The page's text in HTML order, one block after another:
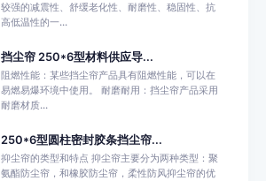
较强的减震性、舒缓老化性、耐磨性、稳固性、抗
高低温性的一...
挡尘帘 250*6型材料供应导...
阻燃性能：某些挡尘帘产品具有阻燃性能，可以在
易燃易爆环境中使用。 耐磨耐用：挡尘帘产品采用
耐磨材质...
250*6型圆柱密封胶条挡尘帘...
抑尘帘的类型和特点 抑尘帘主要分为两种类型：聚
氨酯防尘帘，和橡胶防尘帘，柔性防风抑尘帘的优